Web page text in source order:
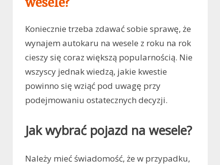
Koniecznie trzeba zdawać sobie sprawę, że
wynajem autokaru na wesele z roku na rok
cieszy się coraz większą popularnością. Nie
wszyscy jednak wiedzą, jakie kwestie
powinno się wziąć pod uwagę przy
podejmowaniu ostatecznych decyzji.
Jak wybrać pojazd na wesele?
Należy mieć świadomość, że w przypadku,